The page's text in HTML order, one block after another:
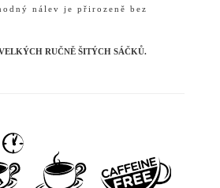
nálev je přirozeně bez
RUČNĚ ŠITÝCH SÁČKŮ.